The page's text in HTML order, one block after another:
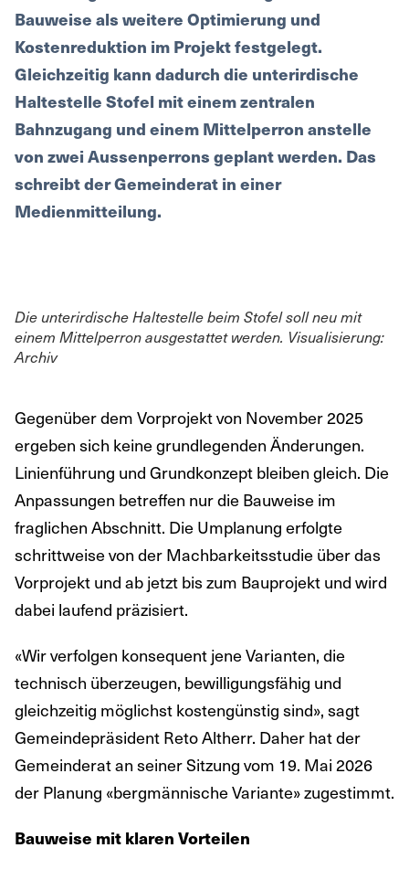
Bauweise als weitere Optimierung und
Kostenreduktion im Projekt festgelegt.
Gleichzeitig kann dadurch die unterirdische
Haltestelle Stofel mit einem zentralen
Bahnzugang und einem Mittelperron anstelle
von zwei Aussenperrons geplant werden. Das
schreibt der Gemeinderat in einer
Medienmitteilung.
Die unterirdische Haltestelle beim Stofel soll neu mit
einem Mittelperron ausgestattet werden. Visualisierung:
Archiv
Gegenüber dem Vorprojekt von November 2025
ergeben sich keine grundlegenden Änderungen.
Linienführung und Grundkonzept bleiben gleich. Die
Anpassungen betreffen nur die Bauweise im
fraglichen Abschnitt. Die Umplanung erfolgte
schrittweise von der Machbarkeitsstudie über das
Vorprojekt und ab jetzt bis zum Bauprojekt und wird
dabei laufend präzisiert.
«Wir verfolgen konsequent jene Varianten, die
technisch überzeugen, bewilligungsfähig und
gleichzeitig möglichst kostengünstig sind», sagt
Gemeindepräsident Reto Altherr. Daher hat der
Gemeinderat an seiner Sitzung vom 19. Mai 2026
der Planung «bergmännische Variante» zugestimmt.
Bauweise mit klaren Vorteilen